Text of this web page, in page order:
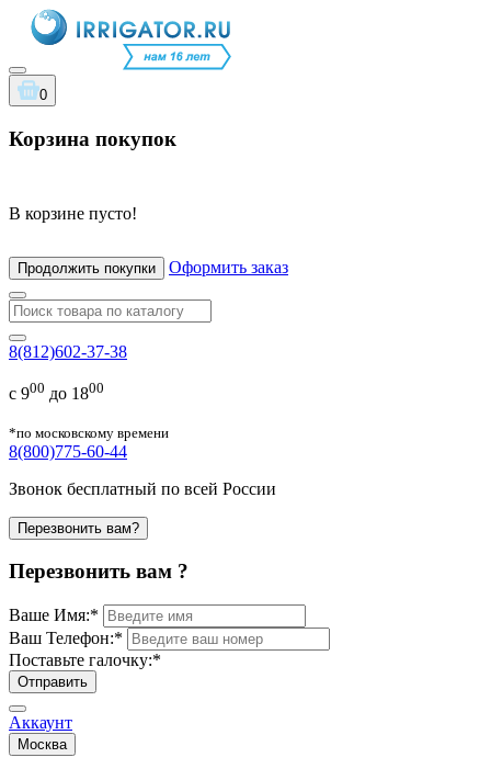
0
Корзина покупок
В корзине пусто!
Продолжить покупки Оформить заказ
8(812)602-37-38
с 900 до 1800
*по московскому времени
8(800)775-60-44
Звонок бесплатный по всей России
Перезвонить вам?
Перезвонить вам ?
Ваше Имя:*
Ваш Телефон:*
Поставьте галочку:*
Отправить
Аккаунт
Москва